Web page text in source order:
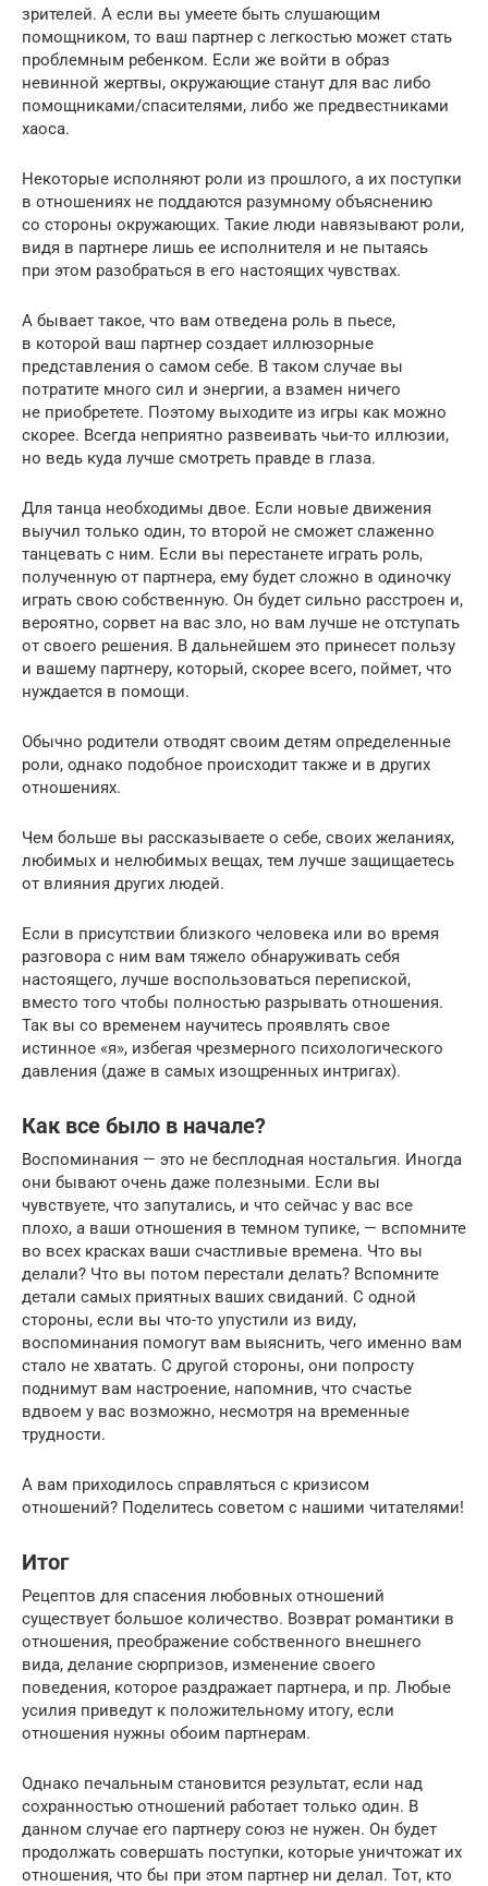
зрителей. А если вы умеете быть слушающим
помощником, то ваш партнер с легкостью может стать
проблемным ребенком. Если же войти в образ
невинной жертвы, окружающие станут для вас либо
помощниками/спасителями, либо же предвестниками
хаоса.
Некоторые исполняют роли из прошлого, а их поступки
в отношениях не поддаются разумному объяснению
со стороны окружающих. Такие люди навязывают роли,
видя в партнере лишь ее исполнителя и не пытаясь
при этом разобраться в его настоящих чувствах.
А бывает такое, что вам отведена роль в пьесе,
в которой ваш партнер создает иллюзорные
представления о самом себе. В таком случае вы
потратите много сил и энергии, а взамен ничего
не приобретете. Поэтому выходите из игры как можно
скорее. Всегда неприятно развеивать чьи-то иллюзии,
но ведь куда лучше смотреть правде в глаза.
Для танца необходимы двое. Если новые движения
выучил только один, то второй не сможет слаженно
танцевать с ним. Если вы перестанете играть роль,
полученную от партнера, ему будет сложно в одиночку
играть свою собственную. Он будет сильно расстроен и,
вероятно, сорвет на вас зло, но вам лучше не отступать
от своего решения. В дальнейшем это принесет пользу
и вашему партнеру, который, скорее всего, поймет, что
нуждается в помощи.
Обычно родители отводят своим детям определенные
роли, однако подобное происходит также и в других
отношениях.
Чем больше вы рассказываете о себе, своих желаниях,
любимых и нелюбимых вещах, тем лучше защищаетесь
от влияния других людей.
Если в присутствии близкого человека или во время
разговора с ним вам тяжело обнаруживать себя
настоящего, лучше воспользоваться перепиской,
вместо того чтобы полностью разрывать отношения.
Так вы со временем научитесь проявлять свое
истинное «я», избегая чрезмерного психологического
давления (даже в самых изощренных интригах).
Как все было в начале?
Воспоминания — это не бесплодная ностальгия. Иногда
они бывают очень даже полезными. Если вы
чувствуете, что запутались, и что сейчас у вас все
плохо, а ваши отношения в темном тупике, — вспомните
во всех красках ваши счастливые времена. Что вы
делали? Что вы потом перестали делать? Вспомните
детали самых приятных ваших свиданий. С одной
стороны, если вы что-то упустили из виду,
воспоминания помогут вам выяснить, чего именно вам
стало не хватать. С другой стороны, они попросту
поднимут вам настроение, напомнив, что счастье
вдвоем у вас возможно, несмотря на временные
трудности.
А вам приходилось справляться с кризисом
отношений? Поделитесь советом с нашими читателями!
Итог
Рецептов для спасения любовных отношений
существует большое количество. Возврат романтики в
отношения, преображение собственного внешнего
вида, делание сюрпризов, изменение своего
поведения, которое раздражает партнера, и пр. Любые
усилия приведут к положительному итогу, если
отношения нужны обоим партнерам.
Однако печальным становится результат, если над
сохранностью отношений работает только один. В
данном случае его партнеру союз не нужен. Он будет
продолжать совершать поступки, которые уничтожат их
отношения, что бы при этом партнер ни делал. Тот, кто